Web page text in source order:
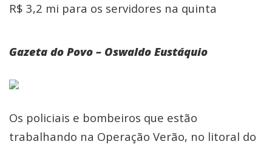
R$ 3,2 mi para os servidores na quinta
Gazeta do Povo – Oswaldo Eustáquio
Os policiais e bombeiros que estão
trabalhando na Operação Verão, no litoral do